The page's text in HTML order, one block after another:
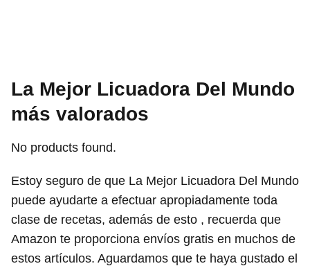
La Mejor Licuadora Del Mundo
más valorados
No products found.
Estoy seguro de que La Mejor Licuadora Del Mundo
puede ayudarte a efectuar apropiadamente toda
clase de recetas, además de esto , recuerda que
Amazon te proporciona envíos gratis en muchos de
estos artículos. Aguardamos que te haya gustado el